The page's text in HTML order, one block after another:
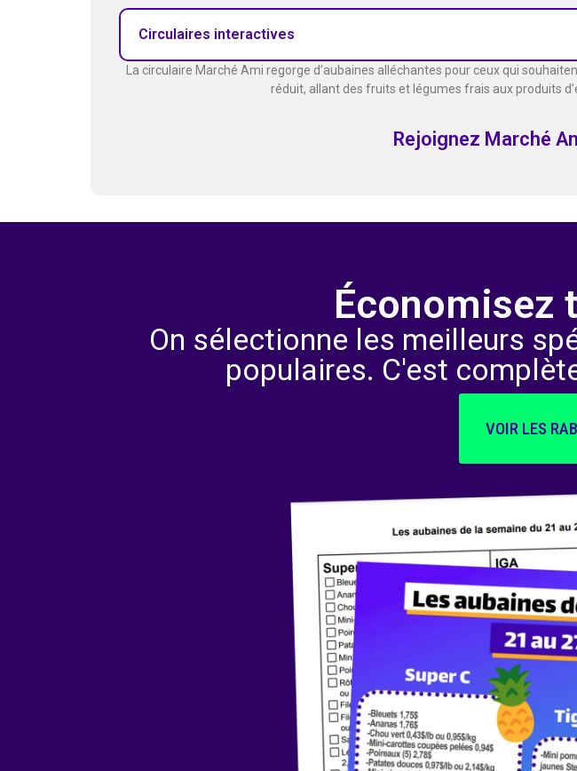
Circulaires interactives
La circulaire Marché Ami regorge d’aubaines alléchantes pour ceux qui
réduit, allant des fruits et légumes frais aux produits
Rejoignez Marché
Économisez
On sélectionne les meilleurs
populaires. C'est
VOIR LES